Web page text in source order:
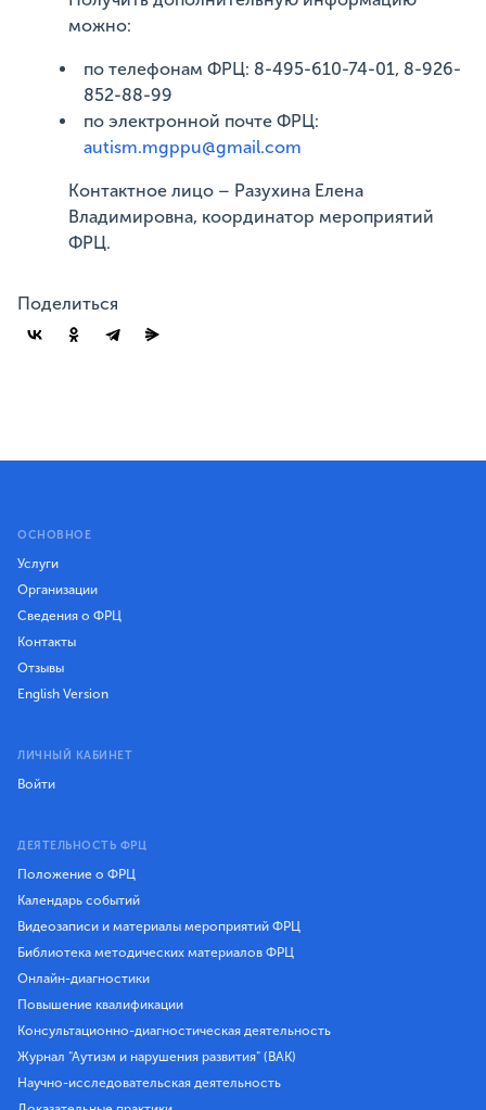
можно:
по телефонам ФРЦ: 8-495-610-74-01, 8-926-
852-88-99
по электронной почте ФРЦ:
autism.mgppu@gmail.com
Контактное лицо – Разухина Елена
Владимировна, координатор мероприятий
ФРЦ.
Поделиться
ОСНОВНОЕ
Услуги
Организации
Сведения о ФРЦ
Контакты
Отзывы
English Version
ЛИЧНЫЙ КАБИНЕТ
Войти
ДЕЯТЕЛЬНОСТЬ ФРЦ
Положение о ФРЦ
Календарь событий
Видеозаписи и материалы мероприятий ФРЦ
Библиотека методических материалов ФРЦ
Онлайн-диагностики
Повышение квалификации
Консультационно-диагностическая деятельность
Журнал "Аутизм и нарушения развития" (ВАК)
Научно-исследовательская деятельность